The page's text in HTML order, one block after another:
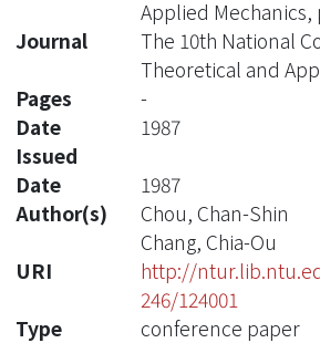
Applied Mechanics,
Journal
The 10th National
Theoretical and
Pages
-
Date
Issued
1987
Date
1987
Author(s)
Chou, Chan-Shin
Chang, Chia-Ou
URI
http://
246/124001
Type
conference paper